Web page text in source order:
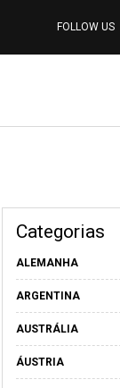
FOLLOW US
Categorias
ALEMANHA
ARGENTINA
AUSTRÁLIA
ÁUSTRIA